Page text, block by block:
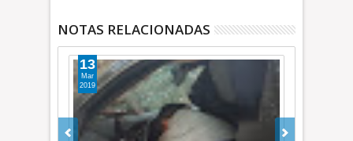
NOTAS RELACIONADAS
15
Jul
2017